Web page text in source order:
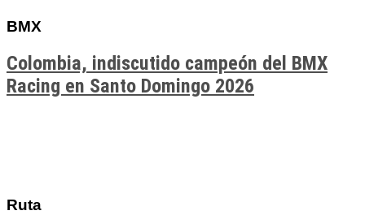
BMX
Colombia, indiscutido campeón del BMX
Racing en Santo Domingo 2026
Ruta